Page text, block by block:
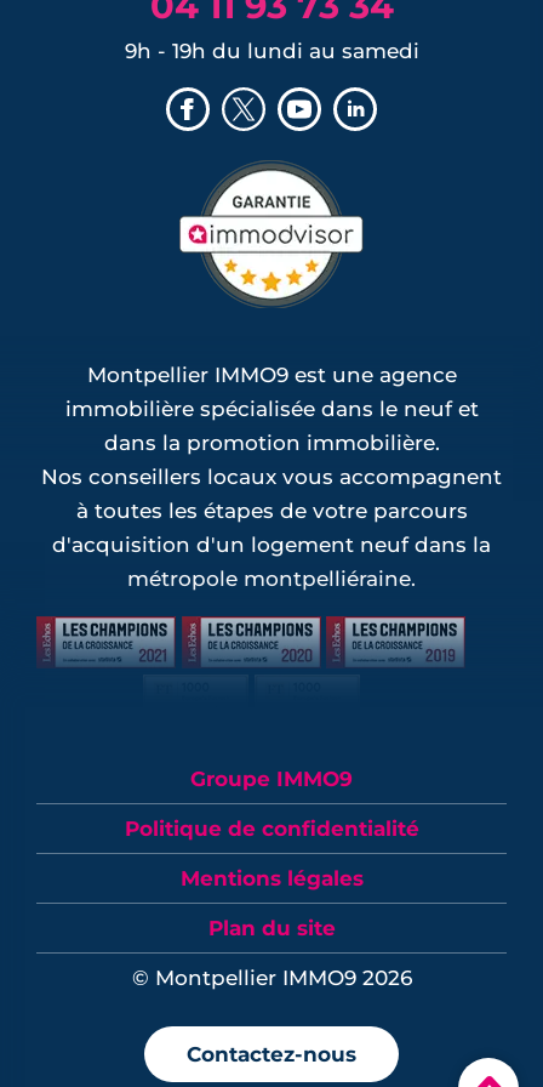
9h - 19h du lundi au samedi
Montpellier IMMO9 est une agence
immobilière spécialisée dans le neuf et
dans la promotion immobilière.
Nos conseillers locaux vous accompagnent
à toutes les étapes de votre parcours
d'acquisition d'un logement neuf dans la
métropole montpelliéraine.
Groupe IMMO9
Politique de confidentialité
Mentions légales
Plan du site
© Montpellier IMMO9 2026
Contactez-nous